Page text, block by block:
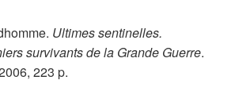
Ultimes sentinelles.
survivants de la Grande Guerre.
223 p.